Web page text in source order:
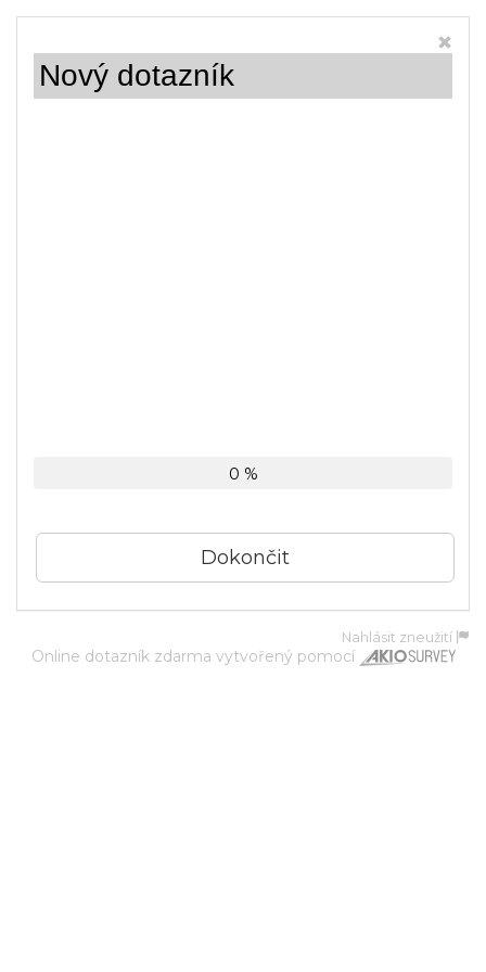
Nový dotazník
0 %
Nahlásit zneužití
Online dotazník zdarma vytvořený pomocí